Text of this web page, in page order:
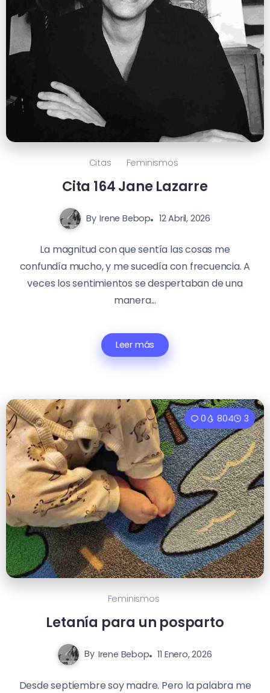
Citas Feminismos
Cita 164 Jane Lazarre
By Irene Bebop 12 Abril, 2026
La magnitud con que sentía las cosas me
confundía mucho, y me sucedía con frecuencia. A
veces los sentimientos se despertaban de una
manera...
Leer más
0 804 3
Feminismos
Letanía para un posparto
By Irene Bebop 11 Enero, 2026
Desde septiembre soy madre. Pero la palabra me